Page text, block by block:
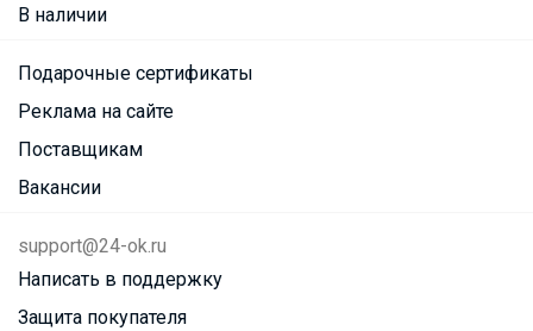
В наличии
Подарочные сертификаты
Реклама на сайте
Поставщикам
Вакансии
support@24-ok.ru
Написать в поддержку
Защита покупателя